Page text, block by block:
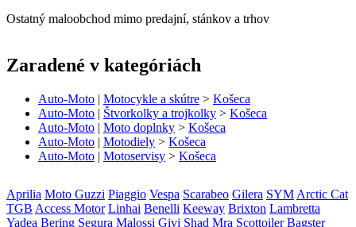
Ostatný maloobchod mimo predajní, stánkov a trhov
Zaradené v kategóriách
Auto-Moto | Motocykle a skútre > Košeca
Auto-Moto | Štvorkolky a trojkolky > Košeca
Auto-Moto | Moto doplnky > Košeca
Auto-Moto | Motodiely > Košeca
Auto-Moto | Motoservisy > Košeca
Aprilia Moto Guzzi Piaggio Vespa Scarabeo Gilera SYM Arctic Cat
TGB Access Motor Linhai Benelli Keeway Brixton Lambretta
Yadea Bering Segura Malossi Givi Shad Mra Scottoiler Bagster